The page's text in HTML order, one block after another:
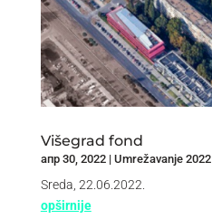
Višegrad fond
апр 30, 2022| Umrežavanje 2022
Sreda, 22.06.2022.
opširnije